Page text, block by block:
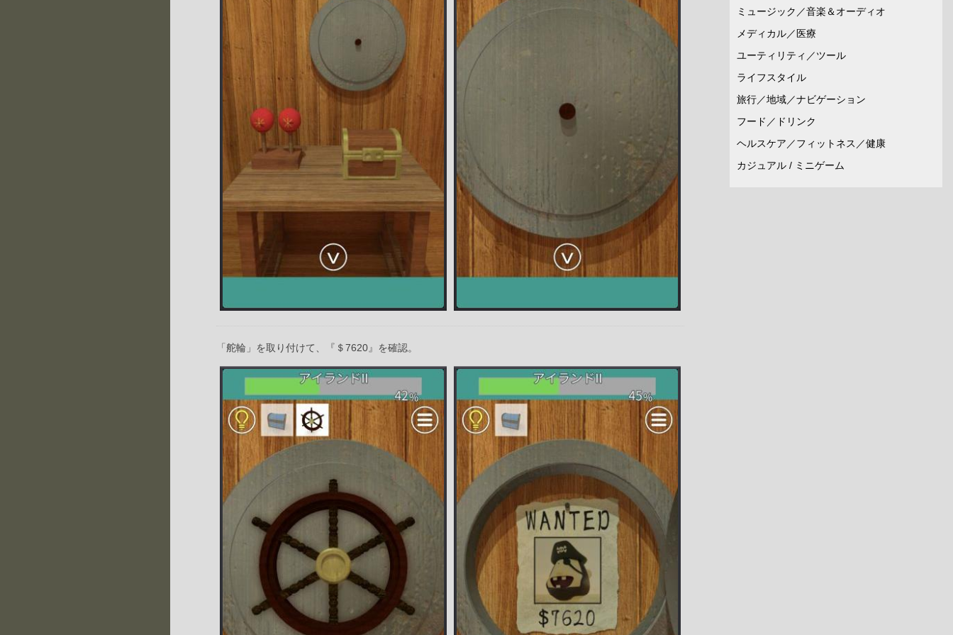
「舵輪」を取り付けて、『＄7620』を確認。
ミュージック／音楽＆オーディオ
メディカル／医療
ユーティリティ／ツール
ライフスタイル
旅行／地域／ナビゲーション
フード／ドリンク
ヘルスケア／フィットネス／健康
カジュアル / ミニゲーム